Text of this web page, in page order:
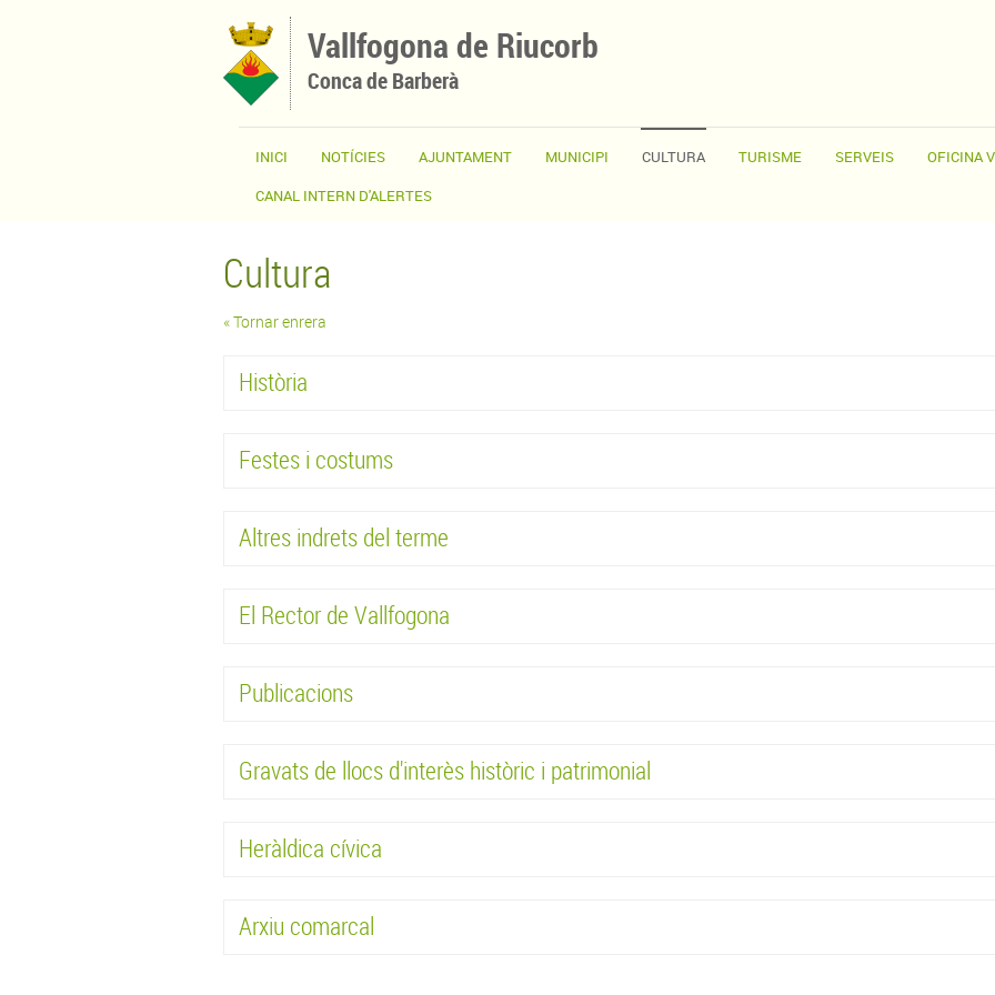
Vallfogona de Riucorb
Conca de Barberà
INICI NOTÍCIES AJUNTAMENT MUNICIPI CULTURA TURISME SERVEIS
OFICINA
CANAL INTERN D'ALERTES
Cultura
« Tornar enrera
Història
Festes i costums
Altres indrets del terme
El Rector de Vallfogona
Publicacions
Gravats de llocs d'interès històric i patrimonial
Heràldica cívica
Arxiu comarcal